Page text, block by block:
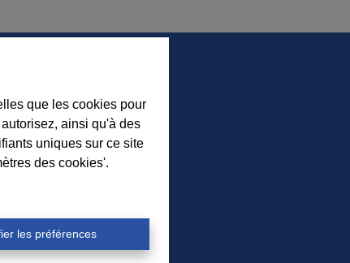
que les cookies pour
ainsi qu'à des
uniques sur ce site
des cookies'.
les préférences
nouveaux biens, nos
et l’actualité de
à Durbuy sur nos réseaux